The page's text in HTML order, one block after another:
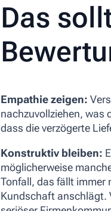
Das
Empathie zeigen:
nachzuvollziehen, was
dass die verzögerte
Konstruktiv bleiben:
möglicherweise
Tonfall, das fällt immer
Kundschaft anschlägt.